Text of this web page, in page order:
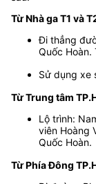
Từ Nhà ga T1 và
Đi thẳng
Quốc Hoàn.
Sử dụng xe
Từ Trung tâm
Lộ trình:
viên Hoàng
Quốc Hoàn.
Từ Phía Đông